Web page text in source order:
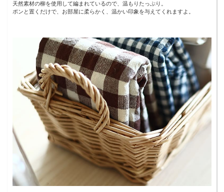
天然素材の柳を使用して編まれているので、温もりたっぷり。
ポンと置くだけで、お部屋に柔らかく、温かい印象を与えてくれますよ。